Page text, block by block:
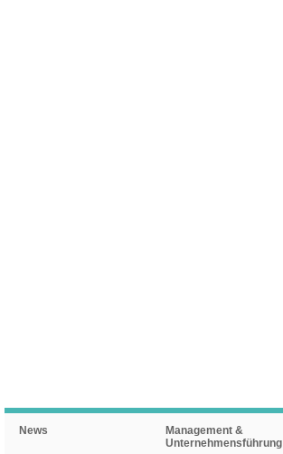
News
Management &
Unternehmensführung